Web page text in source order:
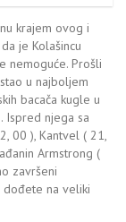
krajem ovog i
je Kolašincu
nemoguće. Prošli
u najboljem
bacača kugle u
Ispred njega sa
00 ), Kantvel ( 21,
Armstrong (
završeni
dođete na veliki